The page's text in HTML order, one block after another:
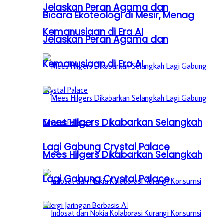
Jelaskan Peran Agama dan
Kemanusiaan di Era AI
Mees Hilgers Dikabarkan Selangkah
Lagi Gabung Crystal Palace
Bicara Ekoteologi di Mesir, Menag
Jelaskan Peran Agama dan
Kemanusiaan di Era AI
Mees Hilgers Dikabarkan Selangkah
Lagi Gabung Crystal Palace